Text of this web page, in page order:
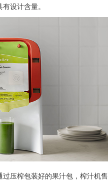
设计含量。
压榨包装好的果汁包，榨汁机售